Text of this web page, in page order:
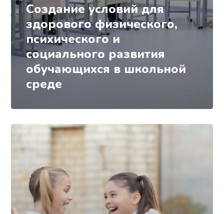
Создание условий для
здорового физического,
психического и
социального развития
обучающихся в школьной
среде